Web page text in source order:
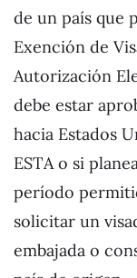
de un país que
Exención de
Autorización
debe estar
hacia Estados
ESTA o si
período
solicitar un
embajada o